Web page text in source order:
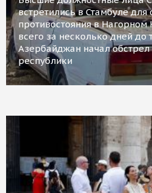
встретились в Стамбуле для
противостояния в Нагорном
всего за несколько дней до
Азербайджан начал
республики